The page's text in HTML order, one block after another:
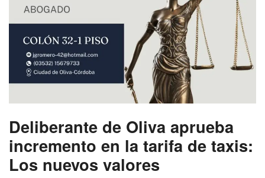
Deliberante de Oliva aprueba
incremento en la tarifa de taxis:
Los nuevos valores